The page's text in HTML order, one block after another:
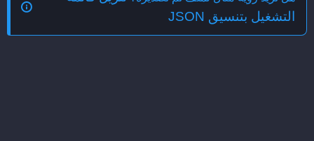
التشغيل بتنسيق JSON